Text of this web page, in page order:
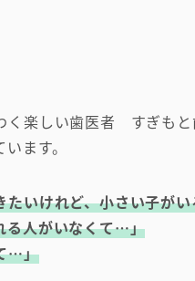
く楽しい歯医者 すぎもと
ます。
たいけれど、小さい子が
る人がいなくて…」
…」